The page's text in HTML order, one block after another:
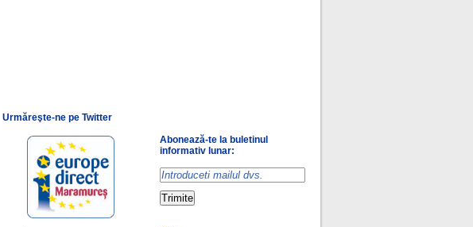
Urmăreşte-ne pe Twitter
Abonează-te la buletinul
informativ lunar: